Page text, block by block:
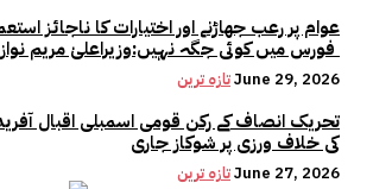
عوام پر رعب جھاڑنے اور اختیارات کا ناجائز
تازہ ترینJune 29, 2026
تحریک انصاف کے رکن قومی اسمبلی اقبال
کی خلاف ورزی پر شوکاز جاری
تازہ ترینJune 27, 2026